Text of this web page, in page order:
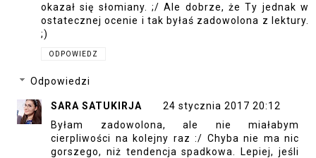
okazał się słomiany. ;/ Ale dobrze, że Ty jednak w
ostatecznej ocenie i tak byłaś zadowolona z lektury.
;)
ODPOWIEDZ
Odpowiedzi
SARA SATUKIRJA
24 stycznia 2017 20:12
Byłam zadowolona, ale nie miałabym
cierpliwości na kolejny raz :/ Chyba nie ma nic
gorszego, niż tendencja spadkowa. Lepiej, jeśli